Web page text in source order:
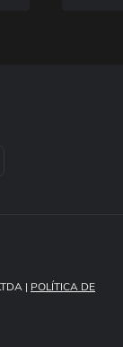
| POLÍTICA DE